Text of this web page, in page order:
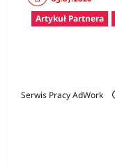
Artykuł Partnera
Serwis Pracy AdWork